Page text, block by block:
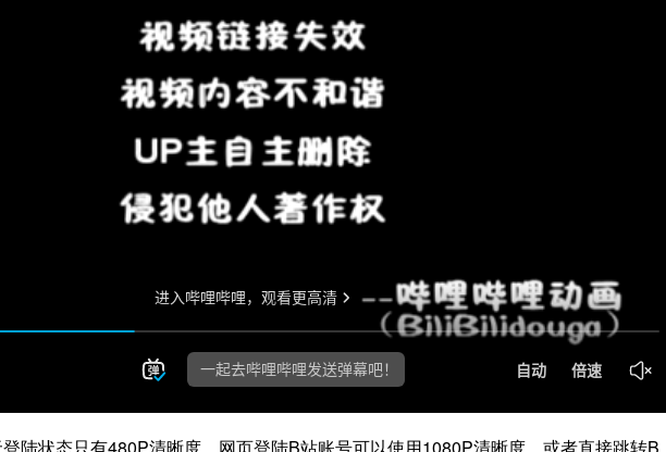
陆状态只有480P清晰度，网页登陆B站账号可以使用1080P清晰度，或者直接跳转B